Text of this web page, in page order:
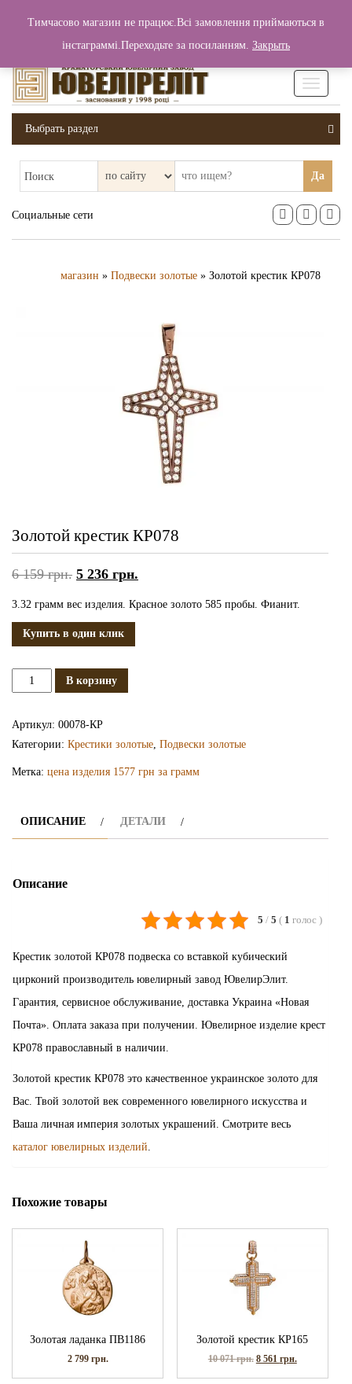
Вход / Регистрация 0 грн.
Выбрать раздел
Поиск Да
Социальные сети
магазин » Подвески золотые » Золотой крестик КР078
Золотой крестик КР078
6 159грн. 5 236 грн.
3.32 грамм вес изделия. Красное золото 585 пробы. Фианит.
Купить в один клик
КоличествоВ корзину
Артикул: 00078-КР
Категории: Крестики золотые, Подвески золотые
Метка: цена изделия 1577 грн за грамм
ОПИСАНИЕ ДЕТАЛИ
Описание
5 / 5 ( 1 голос )
Крестик золотой КР078 подвеска со вставкой кубический
цирконий производитель ювелирный завод ЮвелирЭлит.
Гарантия, сервисное обслуживание, доставка Украина «Новая
Почта». Оплата заказа при получении. Ювелирное изделие крест
КР078 православный в наличии.
Золотой крестик КР078 это качественное украинское золото для
Вас. Твой золотой век современного ювелирного искусства и
Ваша личная империя золотых украшений. Смотрите весь
каталог ювелирных изделий
Похожие товары
Золотая ладанка ПВ1186
2 799 грн.
Золотой крестик КР165
10 071грн. 8 561 грн.
Тимчасово магазин не працює.Всі замовлення приймаються в
інстаграммі.Переходьте за посиланням. Закрыть